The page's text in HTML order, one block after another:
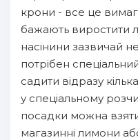
крони - все це
бажають виростити
насінини зазвичай
потрібен
садити відразу
у спеціальному
посадки можна
магазинні лимони